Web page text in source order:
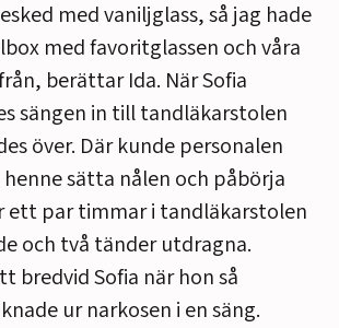
med vaniljglass, så jag hade
med favoritglassen och våra
berättar Ida. När Sofia
sängen in till tandläkarstolen
över. Där kunde personalen
sätta nålen och påbörja
ett par timmar i tandläkarstolen
och två tänder utdragna.
bredvid Sofia när hon så
ur narkosen i en säng.